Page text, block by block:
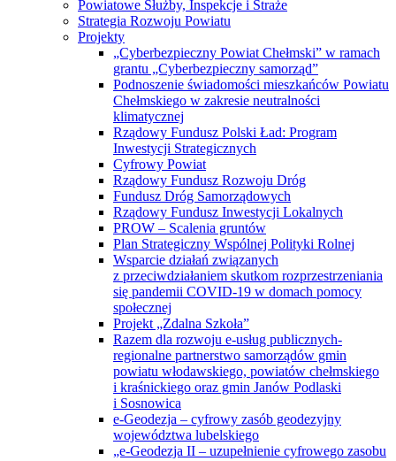
Powiatowe Służby, Inspekcje i Straże
Strategia Rozwoju Powiatu
Projekty
„Cyberbezpieczny Powiat Chełmski” w ramach
grantu „Cyberbezpieczny samorząd”
Podnoszenie świadomości mieszkańców Powiatu
Chełmskiego w zakresie neutralności
klimatycznej
Rządowy Fundusz Polski Ład: Program
Inwestycji Strategicznych
Cyfrowy Powiat
Rządowy Fundusz Rozwoju Dróg
Fundusz Dróg Samorządowych
Rządowy Fundusz Inwestycji Lokalnych
PROW – Scalenia gruntów
Plan Strategiczny Wspólnej Polityki Rolnej
Wsparcie działań związanych
z przeciwdziałaniem skutkom rozprzestrzeniania
się pandemii COVID-19 w domach pomocy
społecznej
Projekt „Zdalna Szkoła”
Razem dla rozwoju e-usług publicznych-
regionalne partnerstwo samorządów gmin
powiatu włodawskiego, powiatów chełmskiego
i kraśnickiego oraz gmin Janów Podlaski
i Sosnowica
e-Geodezja – cyfrowy zasób geodezyjny
województwa lubelskiego
„e-Geodezja II – uzupełnienie cyfrowego zasobu